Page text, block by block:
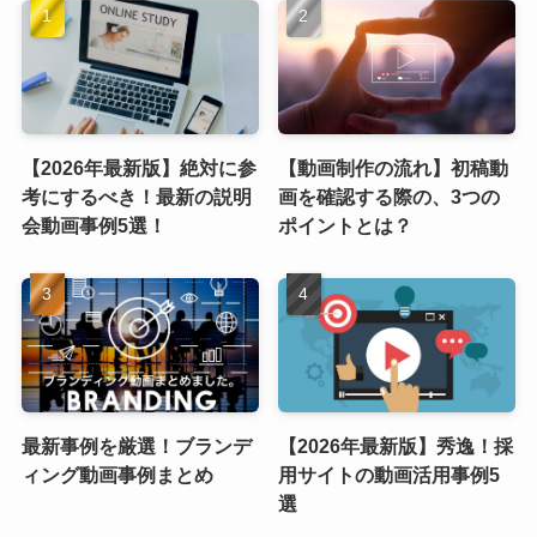
【2026年最新版】絶対に参
考にするべき！最新の説明
会動画事例5選！
【動画制作の流れ】初稿動
画を確認する際の、3つの
ポイントとは？
最新事例を厳選！ブランデ
ィング動画事例まとめ
【2026年最新版】秀逸！採
用サイトの動画活用事例5
選